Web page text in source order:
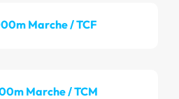
Marche / TCF
Marche / TCM